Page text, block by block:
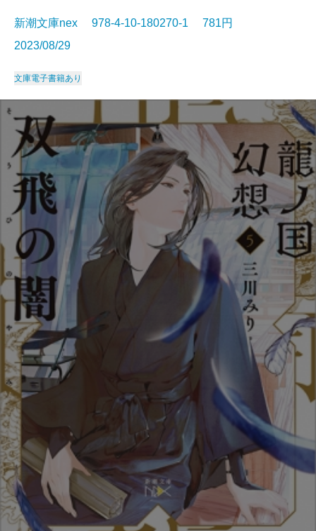
新潮文庫nex 978-4-10-180270-1 781円
2023/08/29
文庫電子書籍あり